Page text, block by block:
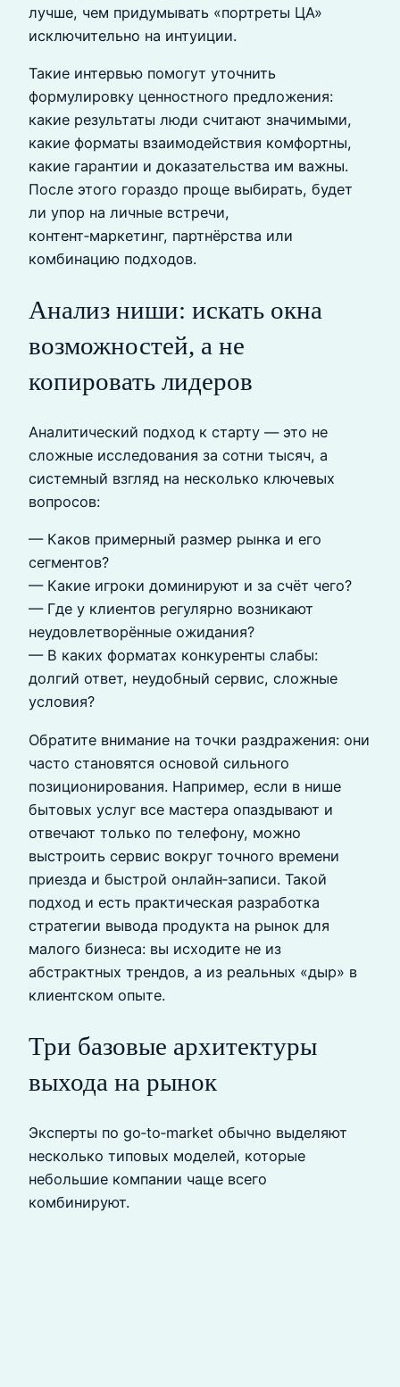
лучше, чем придумывать «портреты ЦА»
исключительно на интуиции.
Такие интервью помогут уточнить
формулировку ценностного предложения:
какие результаты люди считают значимыми,
какие форматы взаимодействия комфортны,
какие гарантии и доказательства им важны.
После этого гораздо проще выбирать, будет
ли упор на личные встречи,
контент‑маркетинг, партнёрства или
комбинацию подходов.
Анализ ниши: искать окна
возможностей, а не
копировать лидеров
Аналитический подход к старту — это не
сложные исследования за сотни тысяч, а
системный взгляд на несколько ключевых
вопросов:
— Каков примерный размер рынка и его
сегментов?
— Какие игроки доминируют и за счёт чего?
— Где у клиентов регулярно возникают
неудовлетворённые ожидания?
— В каких форматах конкуренты слабы:
долгий ответ, неудобный сервис, сложные
условия?
Обратите внимание на точки раздражения: они
часто становятся основой сильного
позиционирования. Например, если в нише
бытовых услуг все мастера опаздывают и
отвечают только по телефону, можно
выстроить сервис вокруг точного времени
приезда и быстрой онлайн‑записи. Такой
подход и есть практическая разработка
стратегии вывода продукта на рынок для
малого бизнеса: вы исходите не из
абстрактных трендов, а из реальных «дыр» в
клиентском опыте.
Три базовые архитектуры
выхода на рынок
Эксперты по go‑to‑market обычно выделяют
несколько типовых моделей, которые
небольшие компании чаще всего
комбинируют.